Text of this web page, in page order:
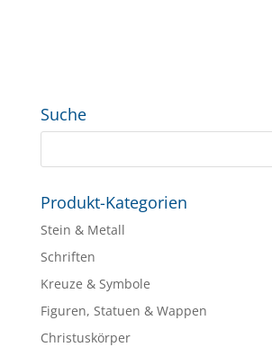
Suche
Produkt-Kategorien
Stein & Metall
Schriften
Kreuze & Symbole
Figuren, Statuen & Wappen
Christuskörper